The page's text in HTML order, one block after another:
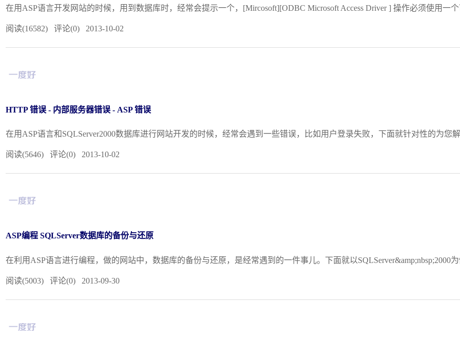
在用ASP语言开发网站的时候，用到数据库时，经常会提示一个，[Mircosoft][ODBC Microsoft Access Driver ] 操作必须使用一个
阅读(16582) 评论(0) 2013-10-02
HTTP 错误 - 内部服务器错误 - ASP 错误
在用ASP语言和SQLServer2000数据库进行网站开发的时候，经常会遇到一些错误，比如用户登录失败，下面就针对性的为您
阅读(5646) 评论(0) 2013-10-02
ASP编程 SQLServer数据库的备份与还原
在利用ASP语言进行编程，做的网站中，数据库的备份与还原，是经常遇到的一件事儿。下面就以SQLServer&amp;nbsp;2000
阅读(5003) 评论(0) 2013-09-30